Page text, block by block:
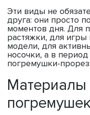
Эти виды не
друга: они просто
моментов дня. Для
растяжки, для
модели, для
носочки, а в
погремушки-
Материалы